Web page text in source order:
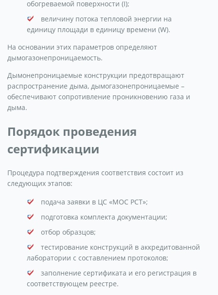
обогреваемой поверхности (I);
величину потока тепловой энергии на
единицу площади в единицу времени (W).
На основании этих параметров определяют
дымогазонепроницаемость.
Дымонепроницаемые конструкции предотвращают
распространение дыма, дымогазонепроницаемые –
обеспечивают сопротивление проникновению газа и
дыма.
Порядок проведения
сертификации
Процедура подтверждения соответствия состоит из
следующих этапов:
подача заявки в ЦС «МОС РСТ»;
подготовка комплекта документации;
отбор образцов;
тестирование конструкций в аккредитованной
лаборатории с составлением протоколов;
заполнение сертификата и его регистрация в
соответствующем реестре.